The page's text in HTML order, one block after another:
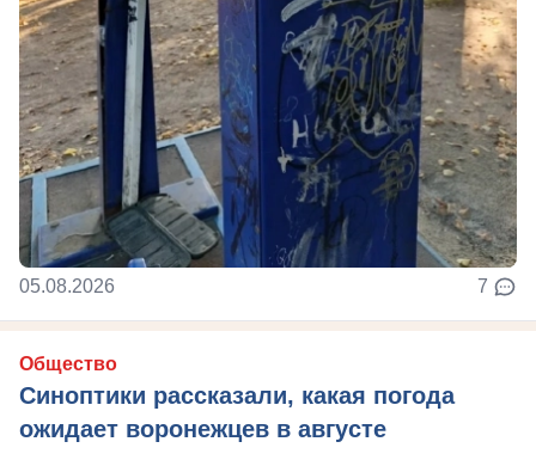
05.08.2026 7
Общество
Синоптики рассказали, какая погода
ожидает воронежцев в августе